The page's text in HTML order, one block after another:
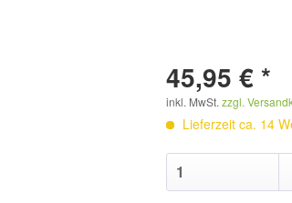
45,95 € *
inkl. MwSt.zzgl.
Lieferzeit ca. 14